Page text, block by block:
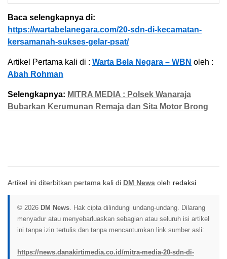
Baca selengkapnya di:
https://wartabelanegara.com/20-sdn-di-kecamatan-
kersamanah-sukses-gelar-psat/
Artikel Pertama kali di : Warta Bela Negara – WBN oleh :
Abah Rohman
Selengkapnya: MITRA MEDIA : Polsek Wanaraja
Bubarkan Kerumunan Remaja dan Sita Motor Brong
Artikel ini diterbitkan pertama kali di DM News oleh redaksi
© 2026 DM News. Hak cipta dilindungi undang-undang. Dilarang
menyadur atau menyebarluaskan sebagian atau seluruh isi artikel
ini tanpa izin tertulis dan tanpa mencantumkan link sumber asli:
https://news.danakirtimedia.co.id/mitra-media-20-sdn-di-